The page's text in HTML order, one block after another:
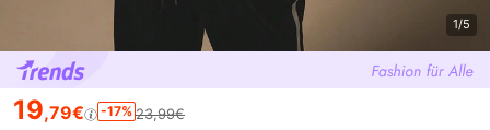
1/5
19,79€ -17% 23,99€